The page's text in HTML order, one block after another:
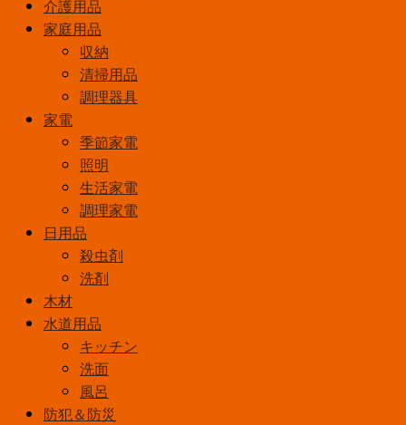
介護用品
家庭用品
収納
清掃用品
調理器具
家電
季節家電
照明
生活家電
調理家電
日用品
殺虫剤
洗剤
木材
水道用品
キッチン
洗面
風呂
防犯＆防災